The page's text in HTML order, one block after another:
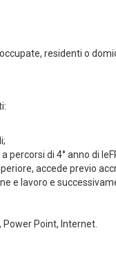
residenti o
percorsi di 4° anno di
accede previo
e lavoro e
Point, Internet.